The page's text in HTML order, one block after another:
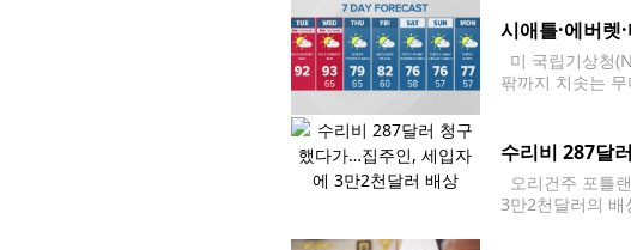
시애틀·에버렛
미 국립기상청
팎까지 치솟는
수리비 287달
오리건주 포틀
3만2천달러의